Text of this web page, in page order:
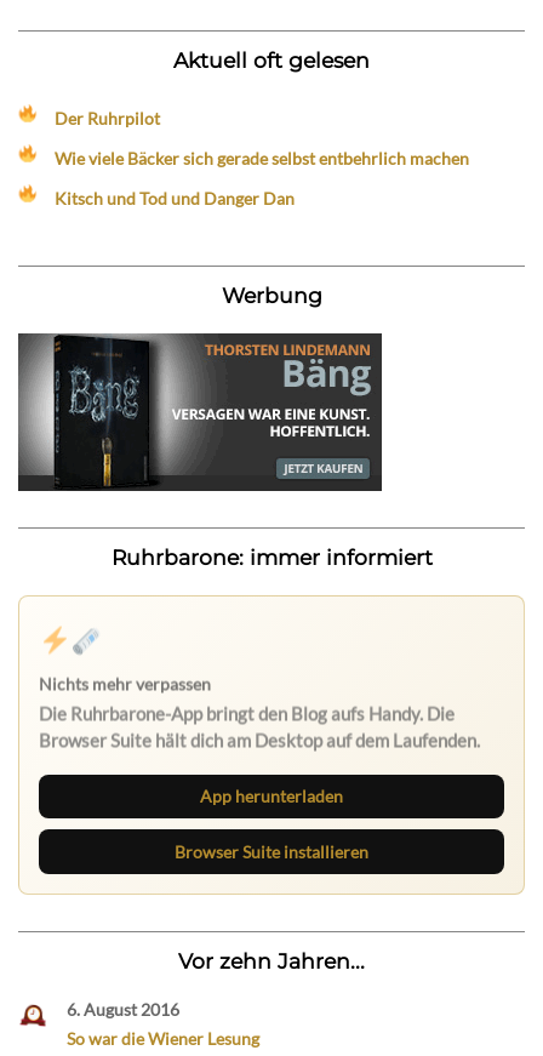
Aktuell oft gelesen
Der Ruhrpilot
Wie viele Bäcker sich gerade selbst entbehrlich machen
Kitsch und Tod und Danger Dan
Werbung
Ruhrbarone: immer informiert
Nichts mehr verpassen
Die Ruhrbarone-App bringt den Blog aufs Handy. Die
Browser Suite hält dich am Desktop auf dem Laufenden.
App herunterladen
Browser Suite installieren
Vor zehn Jahren...
6. August 2016
So war die Wiener Lesung